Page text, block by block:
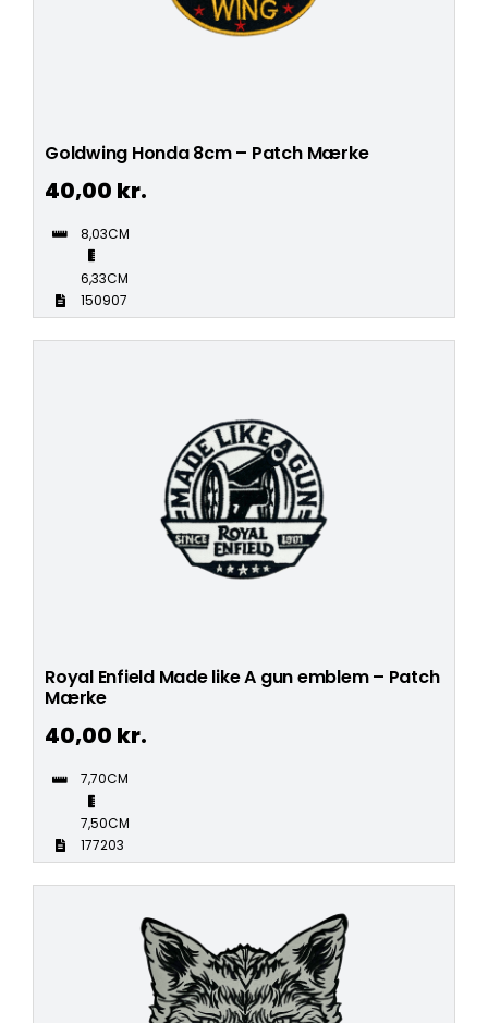
Goldwing Honda 8cm – Patch Mærke
40,00 kr.
8,03CM
6,33CM
150907
Royal Enfield Made like A gun emblem – Patch
Mærke
40,00 kr.
7,70CM
7,50CM
177203